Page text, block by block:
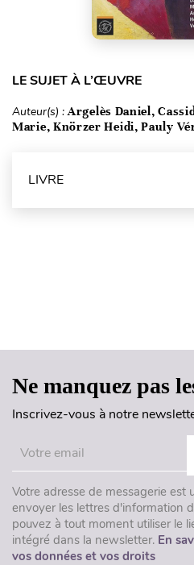
LE SUJET À L’ŒUVRE
Auteur(s) :Argelès Daniel,
Marie, Knörzer Heidi, Pauly
LIVRE
Ne manquez pas
Inscrivez-vous à notre
Votre adresse de messagerie est
envoyer les lettres d'information
pouvez à tout moment utiliser le
intégré dans la newsletter. En
vos données et vos droits